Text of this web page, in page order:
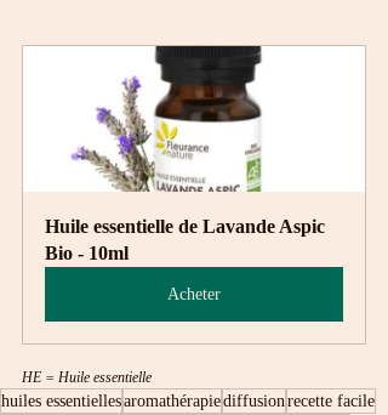
Huile essentielle de Lavande Aspic
Bio - 10ml
Acheter
HE = Huile essentielle
huiles essentiellesaromathérapiediffusion recette facile